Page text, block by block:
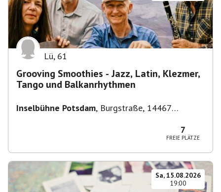
Lü, 61
Grooving Smoothies - Jazz, Latin, Klezmer,
Tango und Balkanrhythmen
Inselbühne Potsdam, Burgstraße, 14467
7
FREIE PLÄTZE
Sa, 15.08.2026
19:00